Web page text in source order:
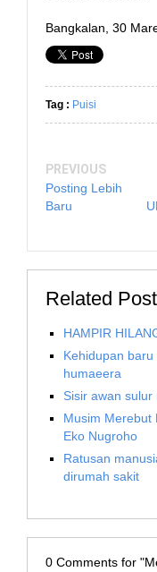
Bangkalan, 30
Tag : Puisi
PREVIOUS
Posting Lebih
Baru
Related
HAMPIR
Kehidupan baru
humaeera
Sisir awan sulur
Musim Merebut
Eko Nugroho
Ratusan
dirumah sakit
0 Comments for